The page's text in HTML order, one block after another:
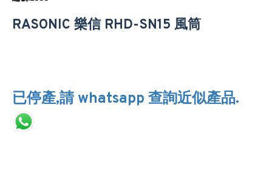
RASONIC 樂信 RHD-SN15 風筒
已停產,請 whatsapp 查詢近似產品.